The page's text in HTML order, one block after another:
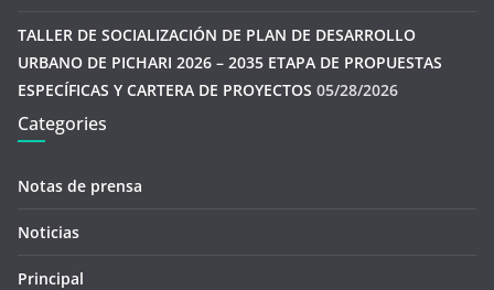
TALLER DE SOCIALIZACIÓN DE PLAN DE DESARROLLO
URBANO DE PICHARI 2026 – 2035 ETAPA DE PROPUESTAS
ESPECÍFICAS Y CARTERA DE PROYECTOS 05/28/2026
Categories
Notas de prensa
Noticias
Principal